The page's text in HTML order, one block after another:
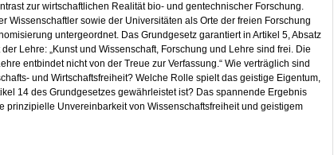
zur wirtschaftlichen Realität bio- und gentechnischer Forschung.
Wissenschaftler sowie der Universitäten als Orte der freien Forschung
untergeordnet. Das Grundgesetz garantiert in Artikel 5, Absatz
Lehre: „Kunst und Wissenschaft, Forschung und Lehre sind frei. Die
entbindet nicht von der Treue zur Verfassung.“ Wie verträglich sind
und Wirtschaftsfreiheit? Welche Rolle spielt das geistige Eigentum,
14 des Grundgesetzes gewährleistet ist? Das spannende Ergebnis
prinzipielle Unvereinbarkeit von Wissenschaftsfreiheit und geistigem